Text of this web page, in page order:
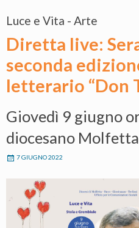
Luce e Vita - Arte
Diretta live:
seconda
letterario “Don
Giovedì 9 giugno
diocesano Molfetta
7 GIUGNO 2022